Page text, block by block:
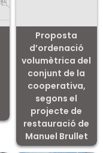
Proposta
d’ordenació
volumètrica del
conjunt de la
cooperativa,
segons el
projecte de
restauració de
Manuel Brullet